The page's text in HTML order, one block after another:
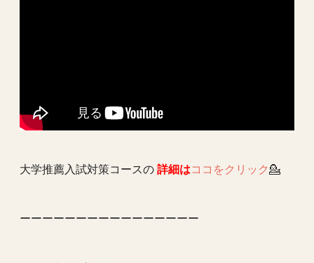
大学推薦入試対策コースの 詳細はココをクリック💁
ーーーーーーーーーーーーーーーー